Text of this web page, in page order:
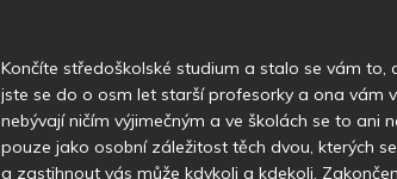
Končíte středoškolské studium a stalo se vám
jste se do o osm let starší profesorky a ona vám
nebývají ničím výjimečným a ve školách se to ani
pouze jako osobní záležitost těch dvou, kterých
a zastihnout vás může kdykoli a kdekoli.